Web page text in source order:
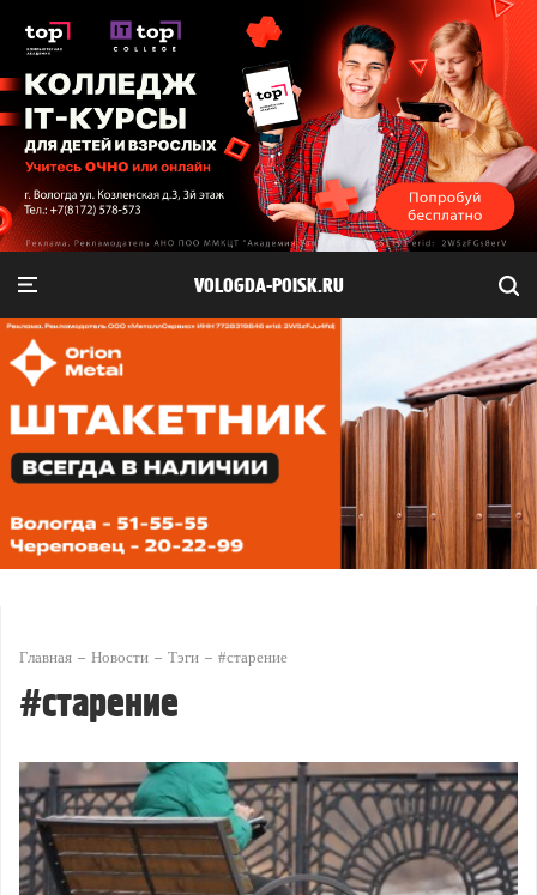
VOLOGDA-POISK.RU
Главная Новости Тэги #старение
#старение